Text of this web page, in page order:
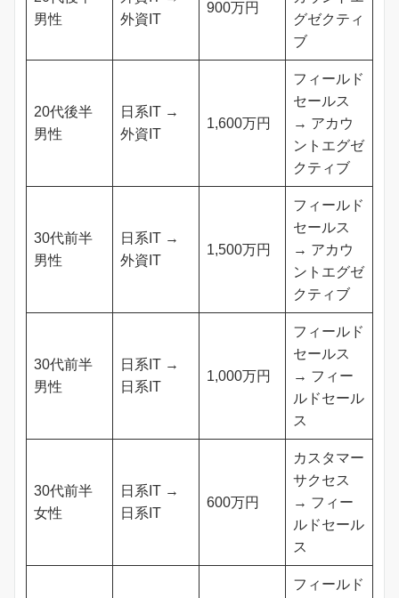
男性
外資IT
900万円
グゼクティ
ブ
20代後半
男性
日系IT →
外資IT
1,600万円
フィールド
セールス
→ アカウ
ントエグゼ
クティブ
30代前半
男性
日系IT →
外資IT
1,500万円
フィールド
セールス
→ アカウ
ントエグゼ
クティブ
30代前半
男性
日系IT →
日系IT
1,000万円
フィールド
セールス
→ フィー
ルドセール
ス
30代前半
女性
日系IT →
日系IT
600万円
カスタマー
サクセス
→ フィー
ルドセール
ス
フィールド